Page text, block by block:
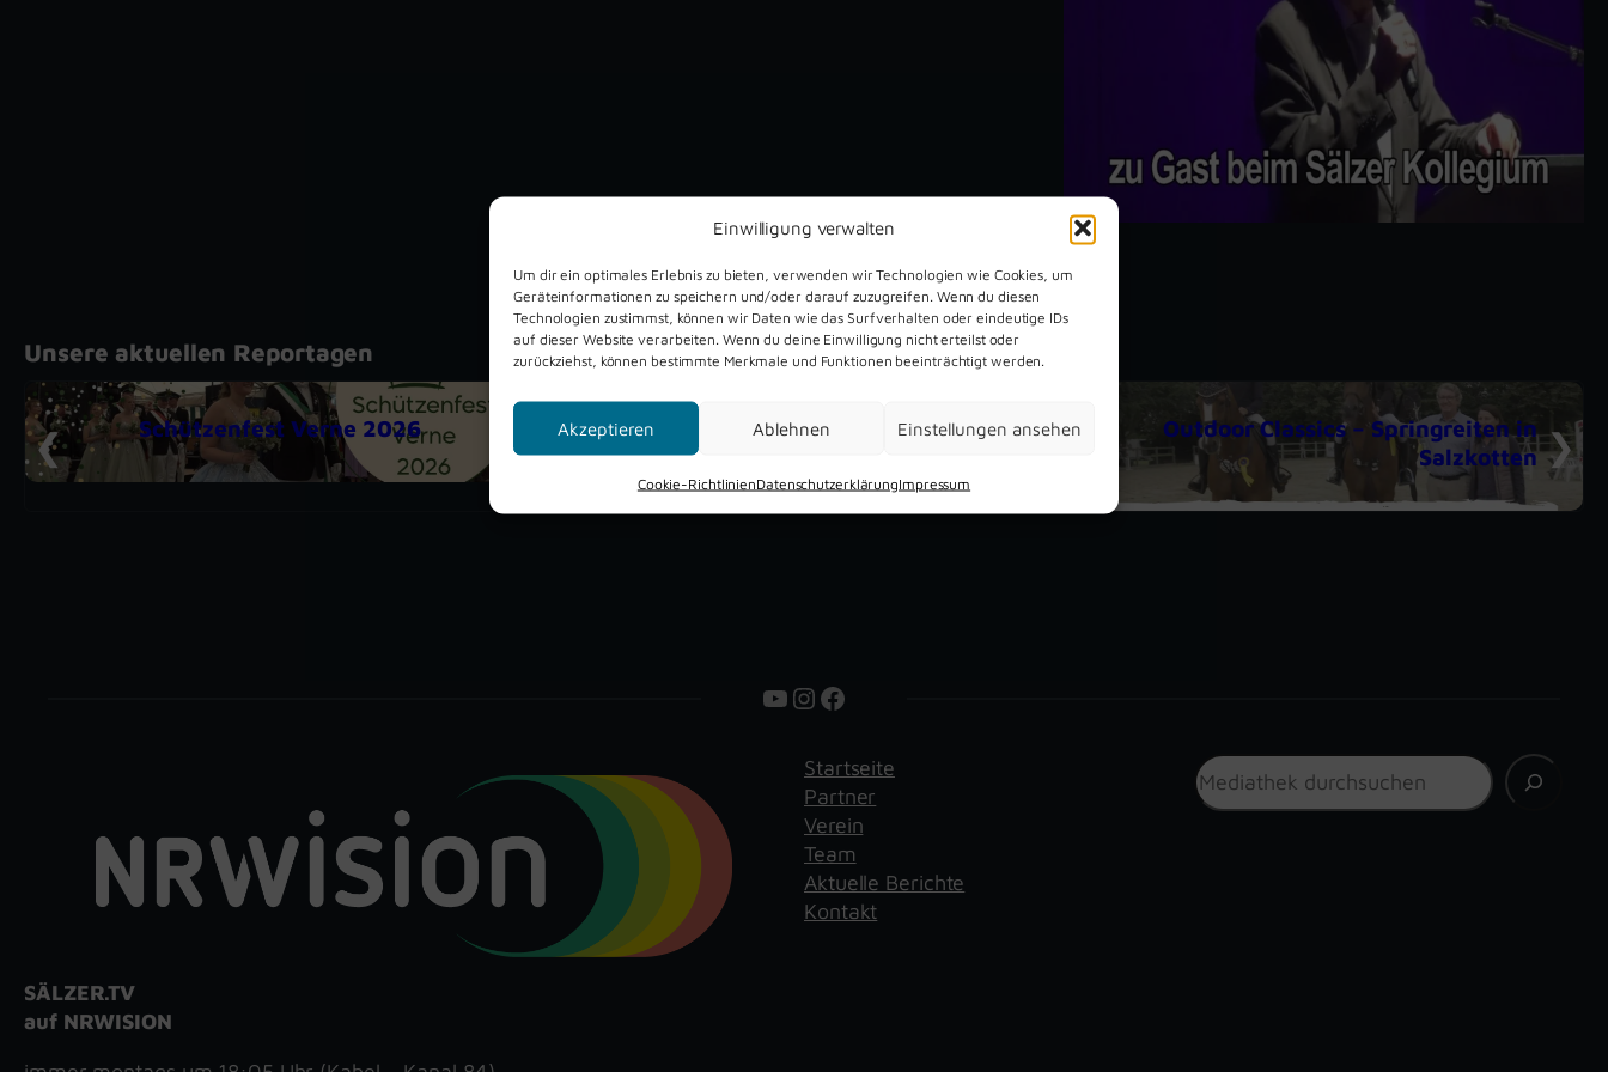
Einwilligung verwalten
Um dir ein optimales Erlebnis zu bieten, verwenden wir Technologien wie Cookies, um
Geräteinformationen zu speichern und/oder darauf zuzugreifen. Wenn du diesen
Technologien zustimmst, können wir Daten wie das Surfverhalten oder eindeutige IDs
auf dieser Website verarbeiten. Wenn du deine Einwilligung nicht erteilst oder
zurückziehst, können bestimmte Merkmale und Funktionen beeinträchtigt werden.
Akzeptieren Ablehnen Einstellungen ansehen
Cookie-RichtlinienDatenschutzerklärungImpressum
Unsere aktuellen Reportagen
Schützenfest Verne 2026 Dreckburg Open Air 2026
Outdoor Classics – Springreiten in
Salzkotten
YouTube
Instagram
Facebook
SÄLZER.TV
auf NRWISION
Startseite
Partner
Verein
Team
Aktuelle Berichte
Kontakt
Suchen